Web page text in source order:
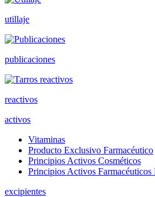
utillaje
publicaciones
reactivos
activos
Vitaminas
Producto Exclusivo Farmacéutico
Principios Activos Cosméticos
Principios Activos Farmacéuticos
excipientes